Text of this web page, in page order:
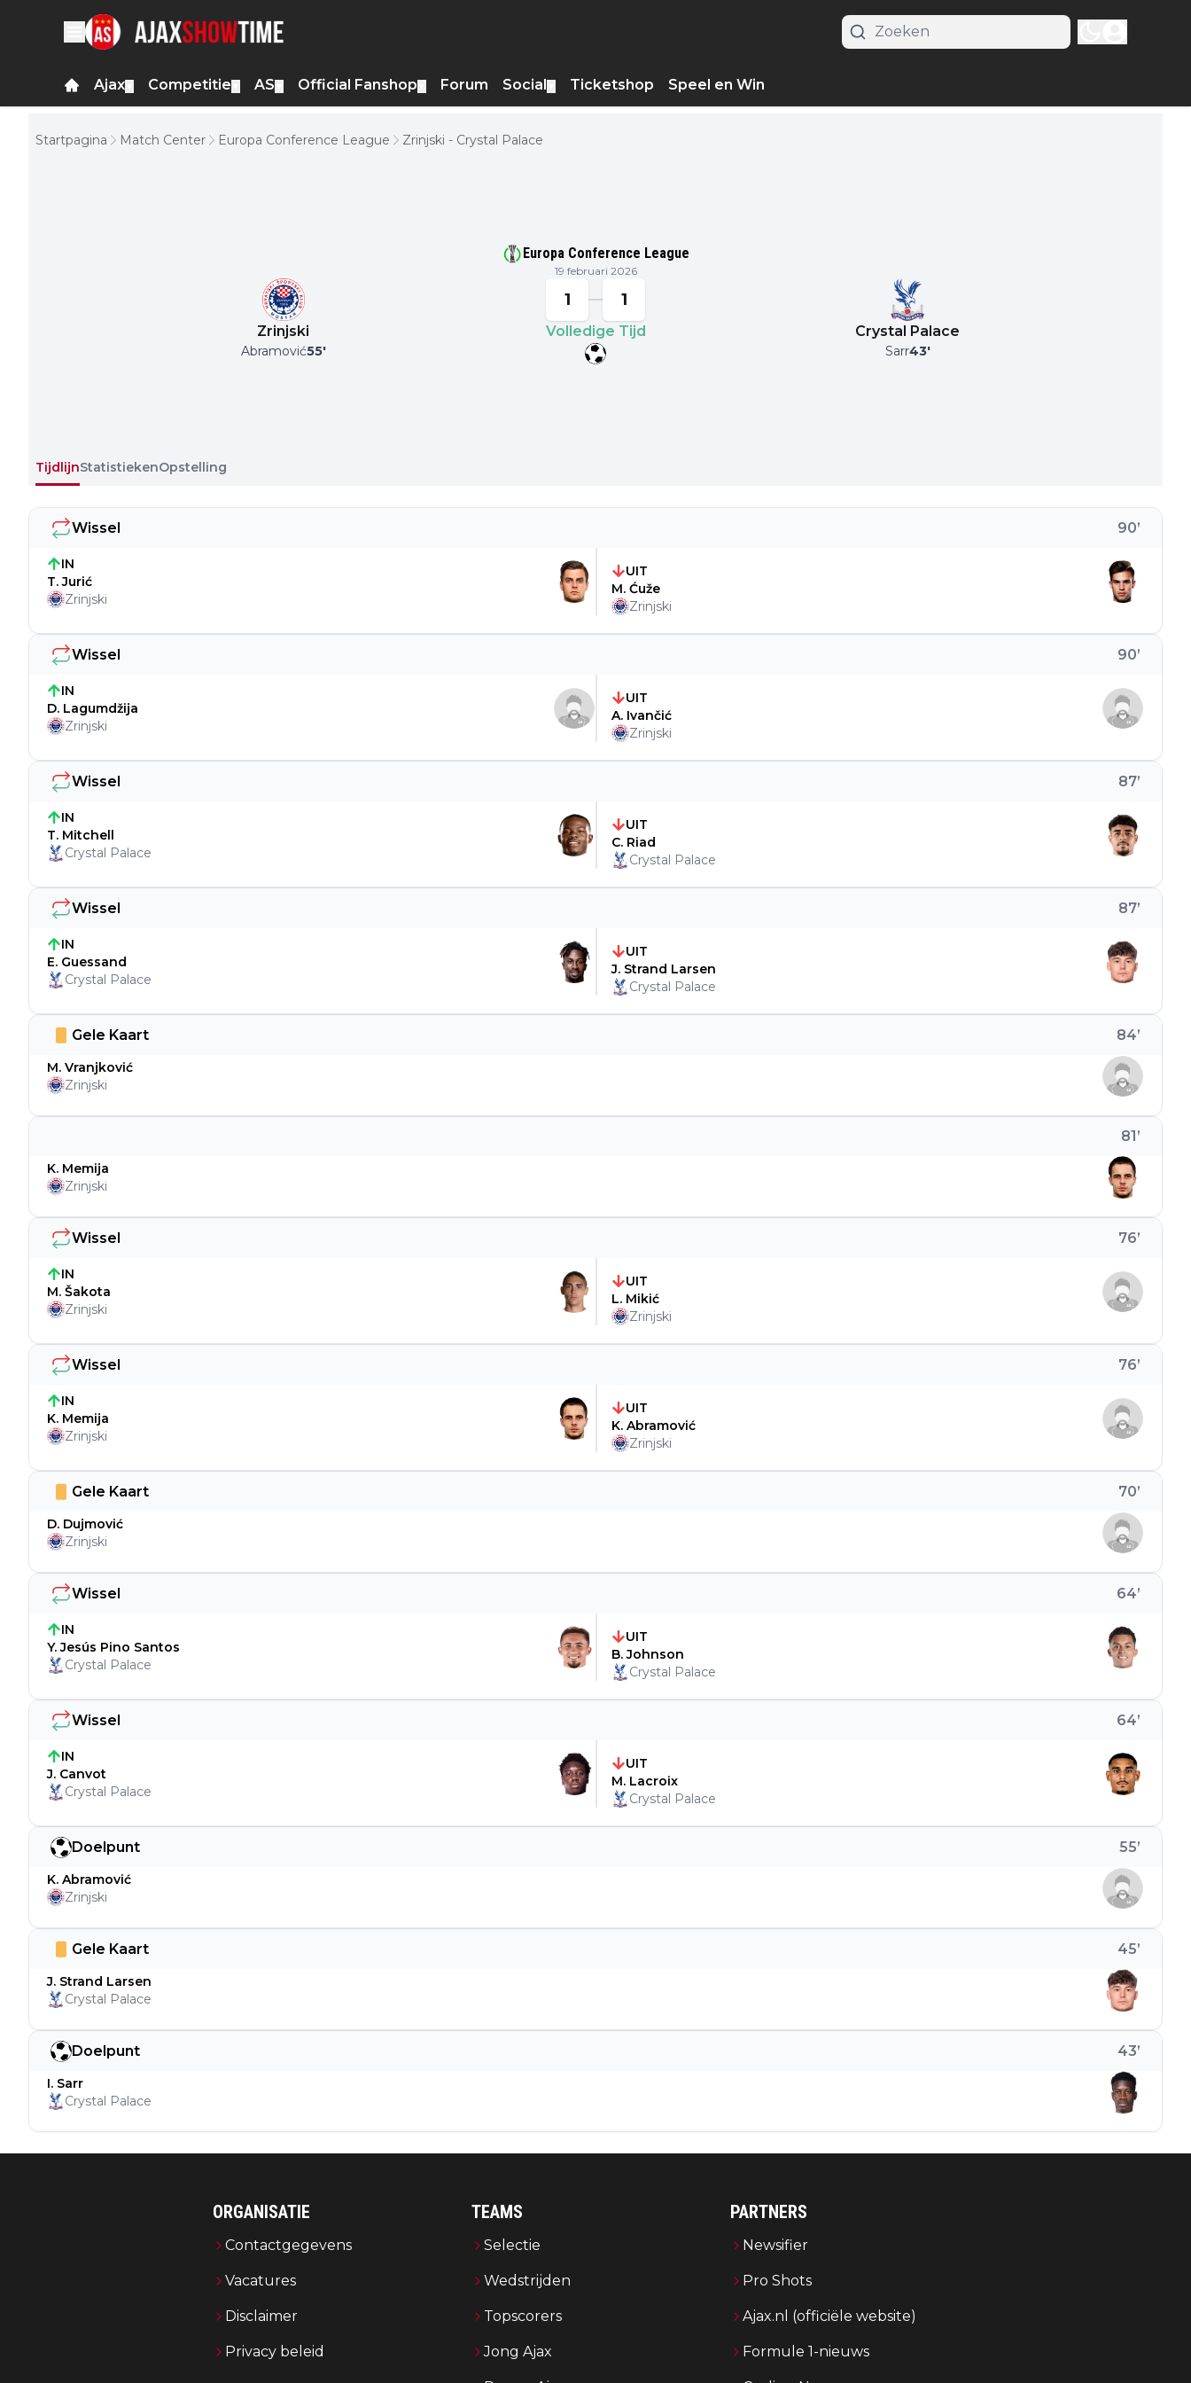
Ajax Competitie AS Official Fanshop Forum Social Ticketshop Speel en Win
Startpagina Match Center Europa Conference League Zrinjski - Crystal Palace
Europa Conference League
19 februari 2026
Zrinjski
Abramović55'
1 1
Volledige Tijd Crystal Palace
Sarr43'
TijdlijnStatistiekenOpstelling
Doelpunt 43’
I. Sarr
Crystal Palace
Gele Kaart 45’
J. Strand Larsen
Crystal Palace
Doelpunt 55’
K. Abramović
Zrinjski
Wissel 64’
IN
J. Canvot
Crystal Palace
UIT
M. Lacroix
Crystal Palace
Wissel 64’
IN
Y. Jesús Pino Santos
Crystal Palace
UIT
B. Johnson
Crystal Palace
Gele Kaart 70’
D. Dujmović
Zrinjski
Wissel 76’
IN
K. Memija
Zrinjski
UIT
K. Abramović
Zrinjski
Wissel 76’
IN
M. Šakota
Zrinjski
UIT
L. Mikić
Zrinjski
81’
K. Memija
Zrinjski
Gele Kaart 84’
M. Vranjković
Zrinjski
Wissel 87’
IN
E. Guessand
Crystal Palace
UIT
J. Strand Larsen
Crystal Palace
Wissel 87’
IN
T. Mitchell
Crystal Palace
UIT
C. Riad
Crystal Palace
Wissel 90’
IN
D. Lagumdžija
Zrinjski
UIT
A. Ivančić
Zrinjski
Wissel 90’
IN
T. Jurić
Zrinjski
UIT
M. Ćuže
Zrinjski
ORGANISATIE
Contactgegevens
Vacatures
Disclaimer
Privacy beleid
TEAMS
Selectie
Wedstrijden
Topscorers
Jong Ajax
PARTNERS
Newsifier
Pro Shots
Ajax.nl (officiële website)
Formule 1-nieuws